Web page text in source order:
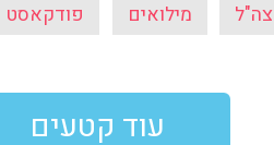
צה"ל מילואים פודקאסט
עוד קטעים